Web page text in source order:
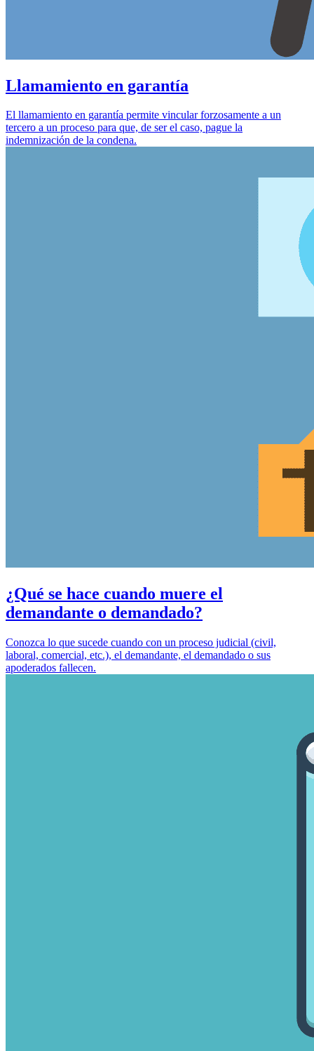
Llamamiento en garantía
El llamamiento en garantía permite vincular forzosamente a un
tercero a un proceso para que, de ser el caso, pague la
indemnización de la condena.
¿Qué se hace cuando muere el
demandante o demandado?
Conozca lo que sucede cuando con un proceso judicial (civil,
laboral, comercial, etc.), el demandante, el demandado o sus
apoderados fallecen.